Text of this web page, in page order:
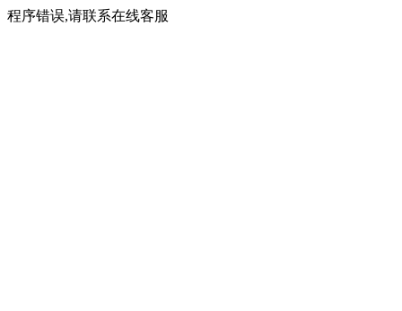
程序错误,请联系在线客服